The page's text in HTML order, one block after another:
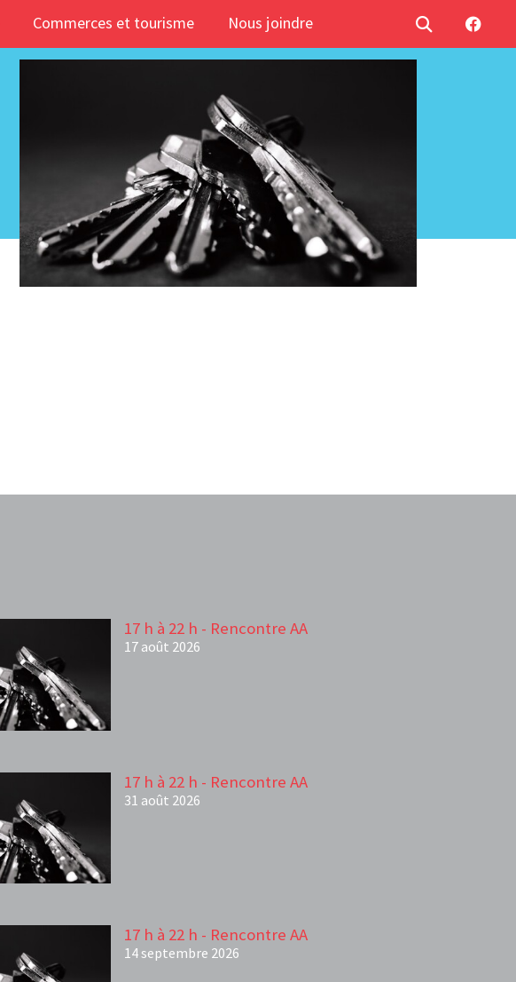
Commerces et tourisme Nous joindre
17 h à 22 h - Rencontre AA
17 août 2026
17 h à 22 h - Rencontre AA
31 août 2026
17 h à 22 h - Rencontre AA
14 septembre 2026